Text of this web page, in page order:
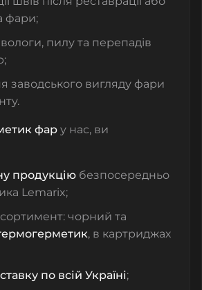
фари;
вологи, пилу та перепадів
заводського вигляду фари
фар у нас, ви
продукцію безпосередньо
Lemarix;
чорний та
, в картриджах
по всій Україні;